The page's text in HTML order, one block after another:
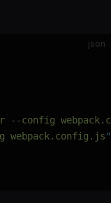
json
--config
webpack.config.js"